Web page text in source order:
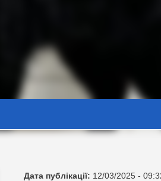
Дата публікації: 12/03/2025 -